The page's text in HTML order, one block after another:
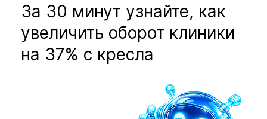
За 30 минут узнайте, как
увеличить оборот клиники
на 37% с кресла